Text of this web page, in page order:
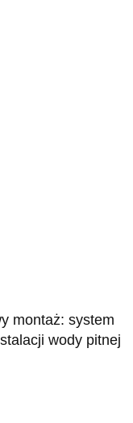
montaż: system
wody pitnej